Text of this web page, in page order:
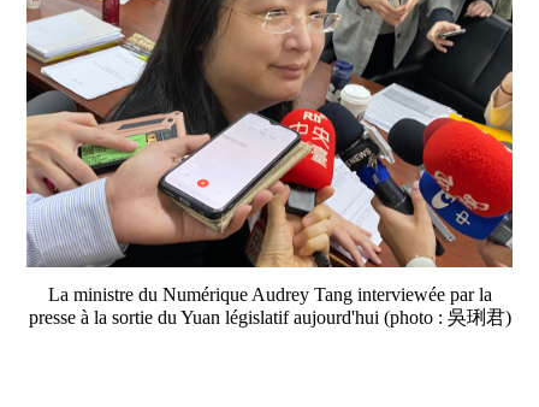
La ministre du Numérique Audrey Tang interviewée par la
presse à la sortie du Yuan législatif aujourd'hui (photo : 吳琍君)